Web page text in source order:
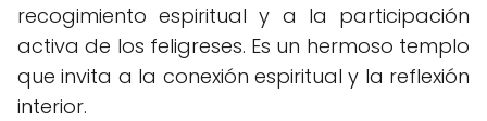
recogimiento espiritual y a la participación
activa de los feligreses. Es un hermoso templo
que invita a la conexión espiritual y la reflexión
interior.